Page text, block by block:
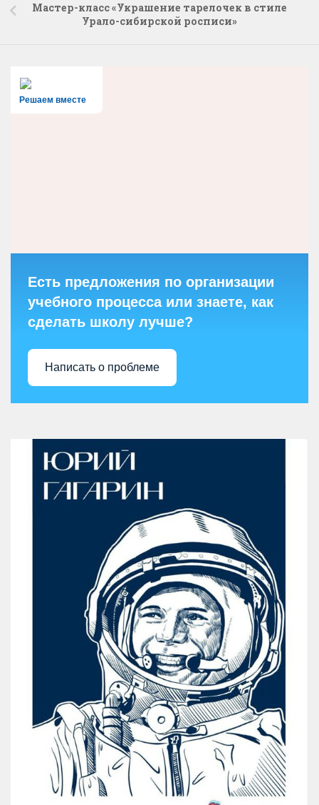
Мастер-класс «Украшение тарелочек в стиле
Урало-сибирской росписи»
Решаем вместе
Есть предложения по организации
учебного процесса или знаете, как
сделать школу лучше?
Написать о проблеме